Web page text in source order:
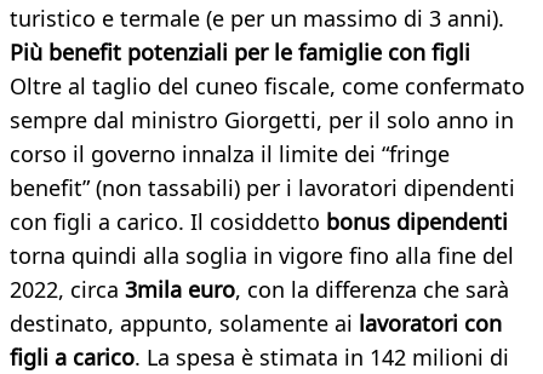
turistico e termale (e per un massimo di 3 anni).
Più benefit potenziali per le famiglie con figli
Oltre al taglio del cuneo fiscale, come confermato
sempre dal ministro Giorgetti, per il solo anno in
corso il governo innalza il limite dei “fringe
benefit” (non tassabili) per i lavoratori dipendenti
con figli a carico. Il cosiddetto bonus dipendenti
torna quindi alla soglia in vigore fino alla fine del
2022, circa 3mila euro, con la differenza che sarà
destinato, appunto, solamente ai lavoratori con
figli a carico. La spesa è stimata in 142 milioni di